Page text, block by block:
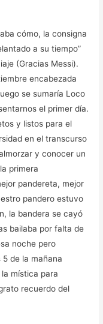
cómo, la consigna
a su tiempo”
(Gracias Messi).
encabezada
se sumaría Loco
el primer día.
y listos para el
en el transcurso
y conocer un
primera
pandereta, mejor
pandero estuvo
la bandera se cayó
bailaba por falta de
noche pero
de la mañana
mística para
recuerdo del